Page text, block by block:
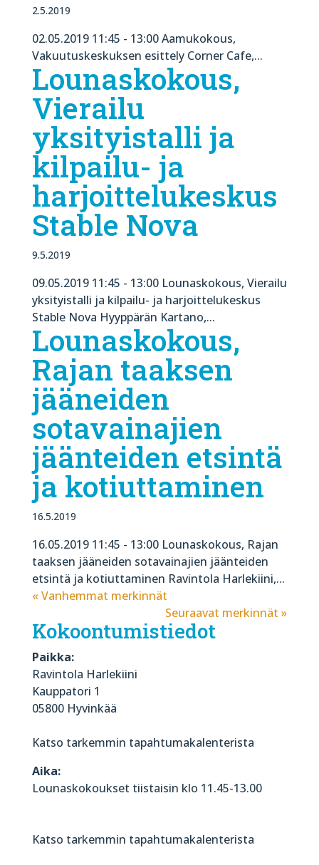
2.5.2019
02.05.2019 11:45 - 13:00 Aamukokous,
Vakuutuskeskuksen esittely Corner Cafe,...
Lounaskokous,
Vierailu
yksityistalli ja
kilpailu- ja
harjoittelukeskus
Stable Nova
9.5.2019
09.05.2019 11:45 - 13:00 Lounaskokous, Vierailu
yksityistalli ja kilpailu- ja harjoittelukeskus
Stable Nova Hyyppärän Kartano,...
Lounaskokous,
Rajan taaksen
jääneiden
sotavainajien
jäänteiden etsintä
ja kotiuttaminen
16.5.2019
16.05.2019 11:45 - 13:00 Lounaskokous, Rajan
taaksen jääneiden sotavainajien jäänteiden
etsintä ja kotiuttaminen Ravintola Harlekiini,...
« Vanhemmat merkinnät
Seuraavat merkinnät »
Kokoontumistiedot
Paikka:
Ravintola Harlekiini
Kauppatori 1
05800 Hyvinkää
Katso tarkemmin tapahtumakalenterista
Aika:
Lounaskokoukset tiistaisin klo 11.45-13.00
Katso tarkemmin tapahtumakalenterista